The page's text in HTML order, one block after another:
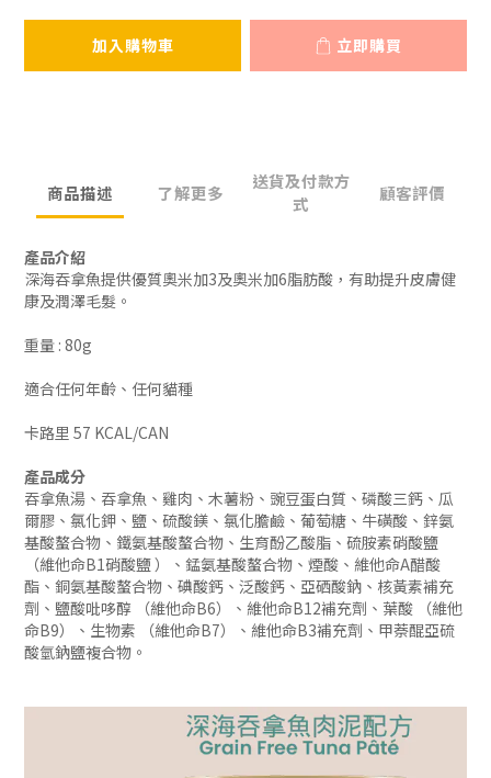
加入購物車 立即購買
商品描述 了解更多
送貨及付款方
式
顧客評價
產品介紹
深海吞拿魚提供優質奧米加3及奧米加6脂肪酸，有助提升皮膚健
康及潤澤毛髮。
重量 : 80g
適合任何年齡、任何貓種
卡路里 57 KCAL/CAN
產品成分
吞拿魚湯、吞拿魚、雞肉、木薯粉、豌豆蛋白質、磷酸三鈣、瓜
爾膠、氯化鉀、鹽、硫酸鎂、氯化膽鹼、葡萄糖、牛磺酸、鋅氨
基酸螯合物、鐵氨基酸螯合物、生育酚乙酸脂、硫胺素硝酸鹽
（維他命B1硝酸鹽 ）、錳氨基酸螯合物、煙酸、維他命A醋酸
酯、銅氨基酸螯合物、碘酸鈣、泛酸鈣、亞硒酸鈉、核黃素補充
劑、鹽酸吡哆醇 （維他命B6）、維他命B12補充劑、葉酸 （維他
命B9）、生物素 （維他命B7）、維他命B3補充劑、甲萘醌亞硫
酸氫鈉鹽複合物。